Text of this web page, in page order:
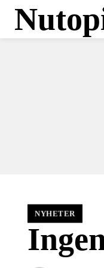
NYHETER